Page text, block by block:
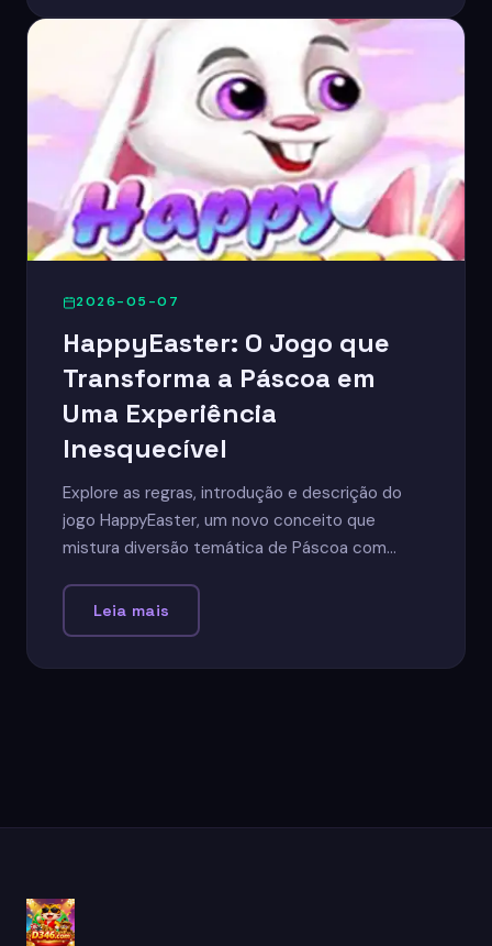
2026-05-07
HappyEaster: O Jogo que
Transforma a Páscoa em
Uma Experiência
Inesquecível
Explore as regras, introdução e descrição do
jogo HappyEaster, um novo conceito que
mistura diversão temática de Páscoa com
Leia mais